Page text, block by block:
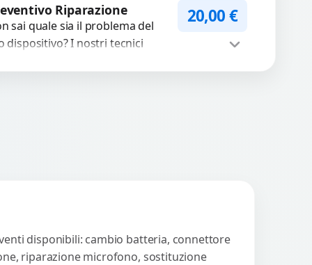
Riparazione
sai quale sia il problema del
dispositivo? I nostri tecnici
20,00€
disponibili: cambio batteria, connettore
riparazione microfono, sostituzione